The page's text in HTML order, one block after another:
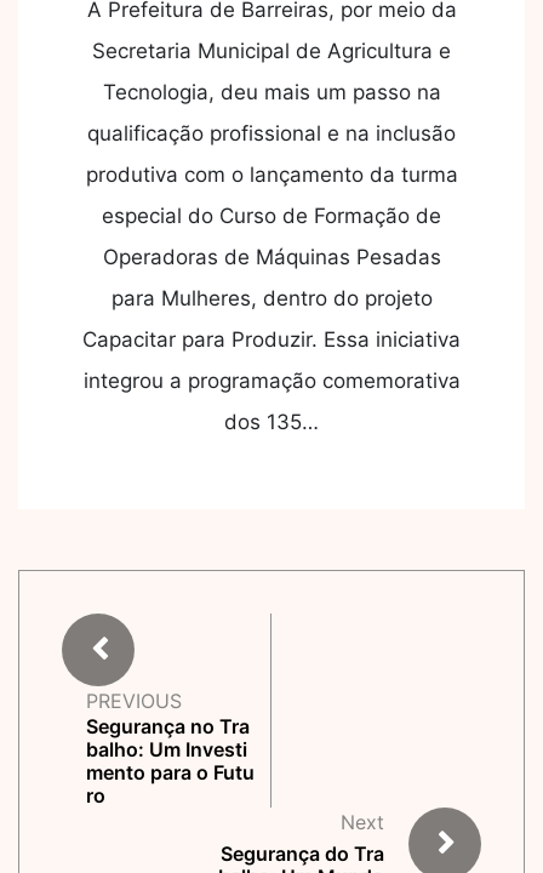
A Prefeitura de Barreiras, por meio da
Secretaria Municipal de Agricultura e
Tecnologia, deu mais um passo na
qualificação profissional e na inclusão
produtiva com o lançamento da turma
especial do Curso de Formação de
Operadoras de Máquinas Pesadas
para Mulheres, dentro do projeto
Capacitar para Produzir. Essa iniciativa
integrou a programação comemorativa
dos 135…
PREVIOUS
Segurança no Tra
balho: Um Investi
mento para o Futu
ro
Next
Segurança do Tra